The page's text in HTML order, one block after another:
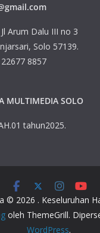
Jl Arum Dalu III no 3
Solo 57139.
8857
MULTIMEDIA SOLO
tahun2025.
© 2026 . Keseluruhan
oleh ThemeGrill.
WordPress.